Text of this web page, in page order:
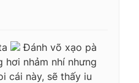
Đánh võ xạo pà
hơi nhảm nhí nhưng
cái này, sẽ thấy iu